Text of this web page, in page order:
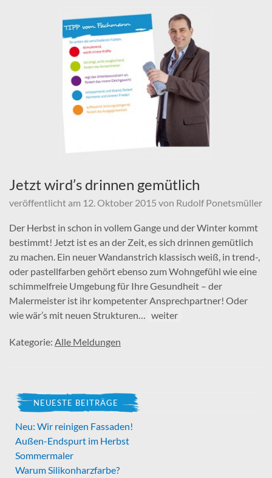
Jetzt wird’s drinnen gemütlich
veröffentlicht am 12. Oktober 2015 von Rudolf Ponetsmüller
Der Herbst in schon in vollem Gange und der Winter kommt
bestimmt! Jetzt ist es an der Zeit, es sich drinnen gemütlich
zu machen. Ein neuer Wandanstrich klassisch weiß, in trend-,
oder pastellfarben gehört ebenso zum Wohngefühl wie eine
schimmelfreie Umgebung für Ihre Gesundheit – der
Malermeister ist ihr kompetenter Ansprechpartner! Oder
wie wär’s mit neuen Strukturen… weiter
Kategorie: Alle Meldungen
NEUESTE BEITRÄGE
Neu: Wir reinigen Fassaden!
Außen-Endspurt im Herbst
Sommermaler
Warum Silikonharzfarbe?